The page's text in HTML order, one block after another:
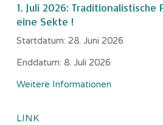
1. Juli 2026: Traditionalistische
eine Sekte !
Startdatum: 28. Juni 2026
Enddatum: 8. Juli 2026
Weitere Informationen
LINK